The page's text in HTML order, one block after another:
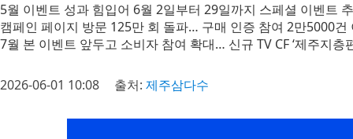
5월 이벤트 성과 힘입어 6월 2일부터 29일까지 스페셜 이벤트
캠페인 페이지 방문 125만 회 돌파… 구매 인증 참여 2만5000건
7월 본 이벤트 앞두고 소비자 참여 확대… 신규 TV CF ‘제주지층
2026-06-01 10:08 출처: 제주삼다수